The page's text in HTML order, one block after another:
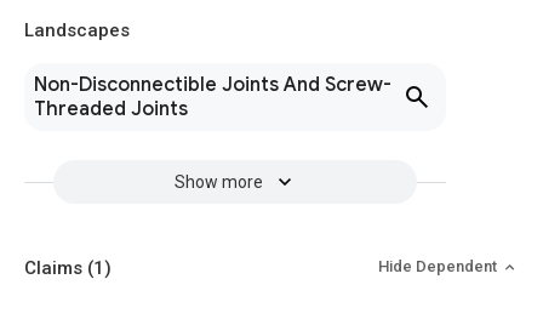
Landscapes
Non-Disconnectible Joints And Screw-
Threaded Joints
Show more
Claims (1) Hide Dependent